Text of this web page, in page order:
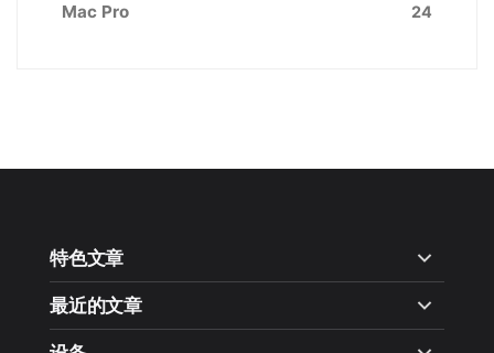
Mac Pro 24
特色文章
最近的文章